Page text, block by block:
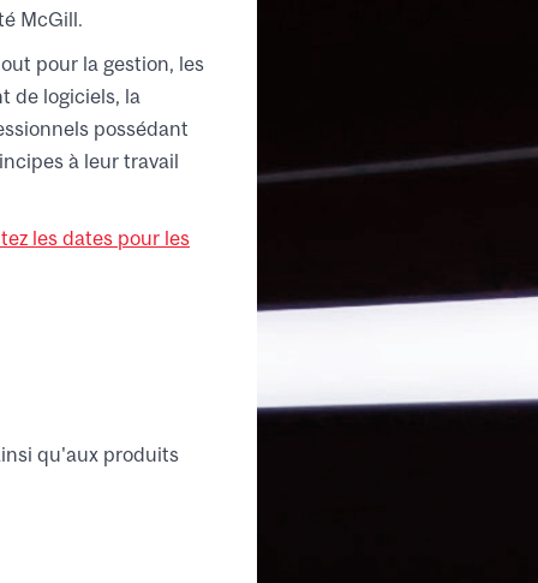
McGill.
pour la gestion, les
de logiciels, la
possédant
à leur travail
les dates pour les
qu'aux produits